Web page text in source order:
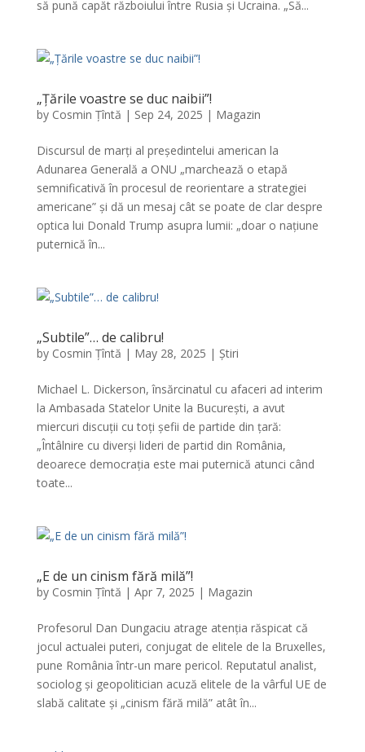
să pună capăt războiului între Rusia și Ucraina. „Să...
„Țările voastre se duc naibii”!
by Cosmin Țîntă | Sep 24, 2025 | Magazin
Discursul de marți al președintelui american la
Adunarea Generală a ONU „marchează o etapă
semnificativă în procesul de reorientare a strategiei
americane” și dă un mesaj cât se poate de clar despre
optica lui Donald Trump asupra lumii: „doar o națiune
puternică în...
„Subtile”… de calibru!
by Cosmin Țîntă | May 28, 2025 | Știri
Michael L. Dickerson, însărcinatul cu afaceri ad interim
la Ambasada Statelor Unite la București, a avut
miercuri discuții cu toți șefii de partide din țară:
„Întâlnire cu diverși lideri de partid din România,
deoarece democrația este mai puternică atunci când
toate...
„E de un cinism fără milă”!
by Cosmin Țîntă | Apr 7, 2025 | Magazin
Profesorul Dan Dungaciu atrage atenția răspicat că
jocul actualei puteri, conjugat de elitele de la Bruxelles,
pune România într-un mare pericol. Reputatul analist,
sociolog și geopolitician acuză elitele de la vârful UE de
slabă calitate și „cinism fără milă” atât în...